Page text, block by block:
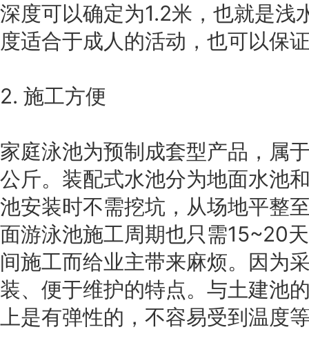
深度可以确定为1.2米，也就是浅
度适合于成人的活动，也可以保
2. 施工方便
家庭泳池为预制成套型产品，属
公斤。装配式水池分为地面水池
池安装时不需挖坑，从场地平整
面游泳池施工周期也只需15~20
间施工而给业主带来麻烦。因为
装、便于维护的特点。与土建池
上是有弹性的，不容易受到温度